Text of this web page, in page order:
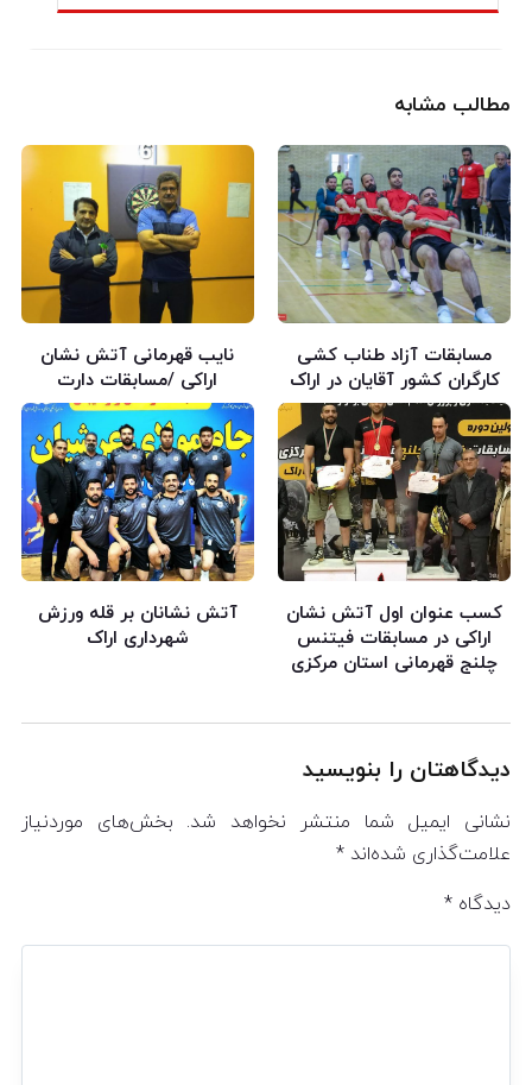
مطالب مشابه
مسابقات آزاد طناب کشی
کارگران کشور آقایان در اراک
نایب قهرمانی آتش نشان
اراکی /مسابقات دارت
کسب عنوان اول آتش نشان
اراکی در مسابقات فیتنس
چلنج قهرمانی استان مرکزی
آتش نشانان بر قله ورزش
شهرداری اراک
دیدگاهتان را بنویسید
نشانی ایمیل شما منتشر نخواهد شد. بخش‌های موردنیاز
علامت‌گذاری شده‌اند *
دیدگاه *